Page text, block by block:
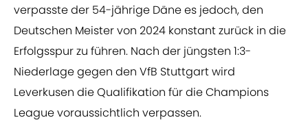
verpasste der 54-jährige Däne es jedoch, den
Deutschen Meister von 2024 konstant zurück in die
Erfolgsspur zu führen. Nach der jüngsten 1:3-
Niederlage gegen den VfB Stuttgart wird
Leverkusen die Qualifikation für die Champions
League voraussichtlich verpassen.